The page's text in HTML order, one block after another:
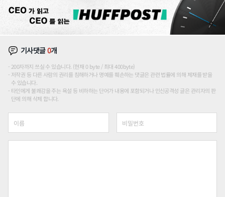
기사댓글0개
200자까지 쓰실 수 있습니다. (현재 0 byte / 최대 400byte)
저작권 등 다른 사람의 권리를 침해하거나 명예를 훼손하는 댓글은 관련 법률에 의해 제재를 받을
수 있습니다.
타인에게 불쾌감을 주는 욕설 등 비하하는 단어가 내용에 포함되거나 인신공격성 글은 관리자의 판
단에 의해 삭제 합니다.